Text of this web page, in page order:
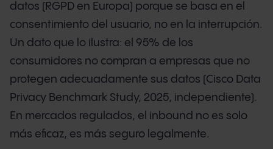
datos (RGPD en Europa) porque se basa en el
consentimiento del usuario, no en la interrupción.
Un dato que lo ilustra: el 95% de los
consumidores no compran a empresas que no
protegen adecuadamente sus datos (Cisco Data
Privacy Benchmark Study, 2025, independiente).
En mercados regulados, el inbound no es solo
más eficaz, es más seguro legalmente.